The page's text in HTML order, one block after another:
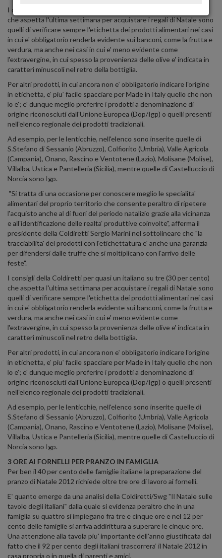
I consigli della Coldiretti per quasi un italiano su tre (30 per cento)
che aspetta l'ultima settimana per acquistare i regali di Natale sono
quelli di verificare sempre l'etichetta dei prodotti alimentari nei casi
in cui e' obbligatorio renderla evidente sui banconi, come la frutta e
verdura, ma anche nei casi in cui e' meno evidente come
l'extravergine, in cui spesso la provenienza delle olive e' indicata in
caratteri minuscoli nel retro della bottiglia.
Per altri prodotti, in cui ancora non e' obbligatorio indicare l'origine
in etichetta, e' piu' facile spacciare per Made in Italy quello che non
lo e'; e' dunque meglio preferire i prodotti a denominazione di
origine riconosciuti dall'Unione Europea (Dop/Igp) o quelli presenti
nell'elenco regionale dei prodotti tradizionali.
Ad esempio, per le lenticchie, nell'elenco sono inserite quelle di
S.Stefano di Sessanio (Abruzzo), Colfiorito (Umbria), Valle Agricola
(Campania), Onano, Rascino e Ventotene (Lazio), Molisane (Molise),
Villalba, Ustica e Pantelleria (Sicilia), mentre quelle di Castelluccio di
Norcia sono Igp.
"Si tratta di una occasione per conoscere meglio le specialita'
alimentari del proprio territorio che consente peraltro di ripetere
l'acquisto anche al di fuori del periodo natalizio grazie alla vicinanza
e all'identificazione delle realta' produttive coinvolte", afferma il
presidente della Coldiretti Sergio Marini nel sottolineare che "la
tracciabilita' dei prodotti con l'etichettatura e' anche una garanzia
per difendersi dalle truffe che si moltiplicano con l'arrivo delle
feste".
I consigli della Coldiretti per quasi un italiano su tre (30 per cento)
che aspetta l'ultima settimana per acquistare i regali di Natale sono
quelli di verificare sempre l'etichetta dei prodotti alimentari nei casi
in cui e' obbligatorio renderla evidente sui banconi, come la frutta e
verdura, ma anche nei casi in cui e' meno evidente come
l'extravergine, in cui spesso la provenienza delle olive e' indicata in
caratteri minuscoli nel retro della bottiglia.
Per altri prodotti, in cui ancora non e' obbligatorio indicare l'origine
in etichetta, e' piu' facile spacciare per Made in Italy quello che non
lo e'; e' dunque meglio preferire i prodotti a denominazione di
origine riconosciuti dall'Unione Europea (Dop/Igp) o quelli presenti
nell'elenco regionale dei prodotti tradizionali.
Ad esempio, per le lenticchie, nell'elenco sono inserite quelle di
S.Stefano di Sessanio (Abruzzo), Colfiorito (Umbria), Valle Agricola
(Campania), Onano, Rascino e Ventotene (Lazio), Molisane (Molise),
Villalba, Ustica e Pantelleria (Sicilia), mentre quelle di Castelluccio di
Norcia sono Igp.
3 ORE AI FORNELLI PER PRANZO IN FAMIGLIA
Per ben il 40 per cento delle famiglie italiane la preparazione del
pranzo di Natale 2012 richiede oltre tre ore di lavoro ai fornelli.
E' quanto emerge da una analisi della Coldiretti/Swg "Il Natale sulle
tavole degli italiani" dalla quale si evidenza peraltro che in una
famiglia su quattro si impiegano fra tre e cinque ore e nel 12 per
cento delle famiglie si arriva addirittura a superare le cinque ore.
Una attenzione alla tavola piu' importante dell'anno giustificata dal
fatto che il 92 per cento degli italiani trascorrera' il Natale 2012 in
casa propria o in quella di parenti e amici.